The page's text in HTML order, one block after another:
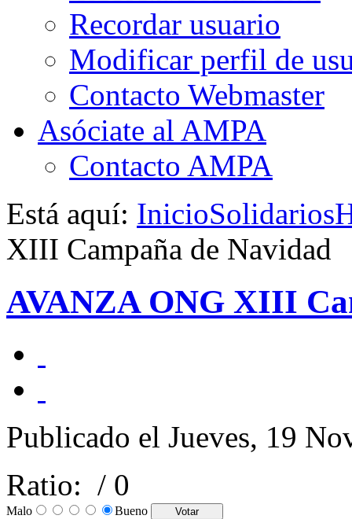
Recordar usuario
Modificar perfil de
Contacto Webmaster
Asóciate al AMPA
Contacto AMPA
Está aquí: InicioSolidarios
XIII Campaña de Navidad
AVANZA ONG XIII
Publicado el Jueves, 19
Ratio: / 0
Malo Bueno